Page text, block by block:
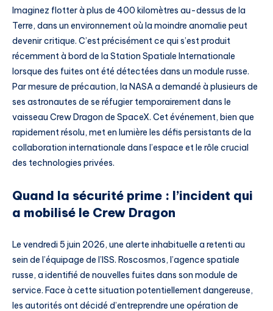
Imaginez flotter à plus de 400 kilomètres au-dessus de la
Terre, dans un environnement où la moindre anomalie peut
devenir critique. C’est précisément ce qui s’est produit
récemment à bord de la Station Spatiale Internationale
lorsque des fuites ont été détectées dans un module russe.
Par mesure de précaution, la NASA a demandé à plusieurs de
ses astronautes de se réfugier temporairement dans le
vaisseau Crew Dragon de SpaceX. Cet événement, bien que
rapidement résolu, met en lumière les défis persistants de la
collaboration internationale dans l’espace et le rôle crucial
des technologies privées.
Quand la sécurité prime : l’incident qui
a mobilisé le Crew Dragon
Le vendredi 5 juin 2026, une alerte inhabituelle a retenti au
sein de l’équipage de l’ISS. Roscosmos, l’agence spatiale
russe, a identifié de nouvelles fuites dans son module de
service. Face à cette situation potentiellement dangereuse,
les autorités ont décidé d’entreprendre une opération de